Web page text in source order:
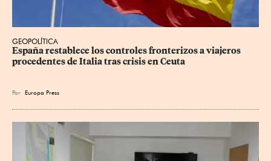
GEOPOLÍTICA
España restablece los controles fronterizos a viajeros
procedentes de Italia tras crisis en Ceuta
Por Europa Press